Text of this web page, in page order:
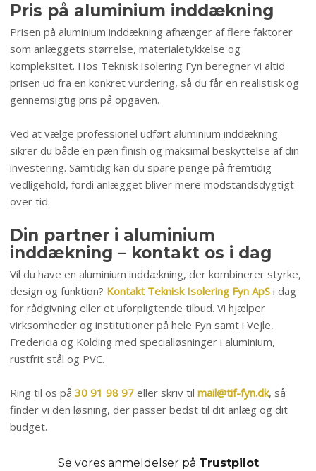
Pris på aluminium inddækning
Prisen på aluminium inddækning afhænger af flere faktorer
som anlæggets størrelse, materialetykkelse og
kompleksitet. Hos Teknisk Isolering Fyn beregner vi altid
prisen ud fra en konkret vurdering, så du får en realistisk og
gennemsigtig pris på opgaven.
Ved at vælge professionel udført aluminium inddækning
sikrer du både en pæn finish og maksimal beskyttelse af din
investering. Samtidig kan du spare penge på fremtidig
vedligehold, fordi anlægget bliver mere modstandsdygtigt
over tid.
Din partner i aluminium
inddækning – kontakt os i dag
Vil du have en aluminium inddækning, der kombinerer styrke,
design og funktion? Kontakt Teknisk Isolering Fyn ApSi dag
for rådgivning eller et uforpligtende tilbud. Vi hjælper
virksomheder og institutioner på hele Fyn samt i Vejle,
Fredericia og Kolding med specialløsninger i aluminium,
rustfrit stål og PVC.
Ring til os på 30 91 98 97eller skriv til mail@tif-fyn.dk, så
finder vi den løsning, der passer bedst til dit anlæg og dit
budget.
Se vores anmeldelser på Trustpilot